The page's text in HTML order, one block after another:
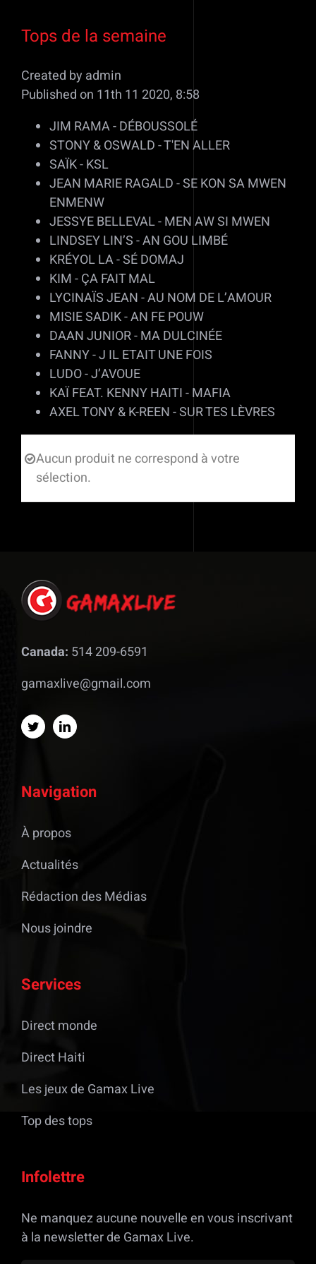
Tops de la semaine
Created by admin
Published on 11th 11 2020, 8:58
JIM RAMA - DÉBOUSSOLÉ
STONY & OSWALD - T'EN ALLER
SAÏK - KSL
JEAN MARIE RAGALD - SE KON SA MWEN
ENMENW
JESSYE BELLEVAL - MEN AW SI MWEN
LINDSEY LIN’S - AN GOU LIMBÉ
KRÉYOL LA - SÉ DOMAJ
KIM - ÇA FAIT MAL
LYCINAÏS JEAN - AU NOM DE L’AMOUR
MISIE SADIK - AN FE POUW
DAAN JUNIOR - MA DULCINÉE
FANNY - J IL ETAIT UNE FOIS
LUDO - J’AVOUE
KAÏ FEAT. KENNY HAITI - MAFIA
AXEL TONY & K-REEN - SUR TES LÈVRES
Aucun produit ne correspond à votre
sélection.
Canada: 514 209-6591
gamaxlive@gmail.com
Navigation
À propos
Actualités
Rédaction des Médias
Nous joindre
Services
Direct monde
Direct Haiti
Les jeux de Gamax Live
Top des tops
Infolettre
Ne manquez aucune nouvelle en vous inscrivant
à la newsletter de Gamax Live.